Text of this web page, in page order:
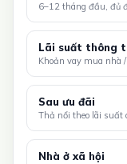
6–12 tháng đầu, đủ
Lãi suất thông
Khoản vay mua nhà
Sau ưu đãi
Thả nổi theo lãi suất
Nhà ở xã hội